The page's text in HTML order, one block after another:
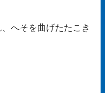
へそを曲げたたこき